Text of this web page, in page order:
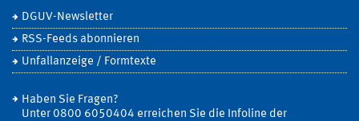
DGUV-Newsletter
RSS-Feeds abonnieren
Unfallanzeige / Formtexte
Haben Sie Fragen?
Unter 0800 6050404 erreichen Sie die Infoline der